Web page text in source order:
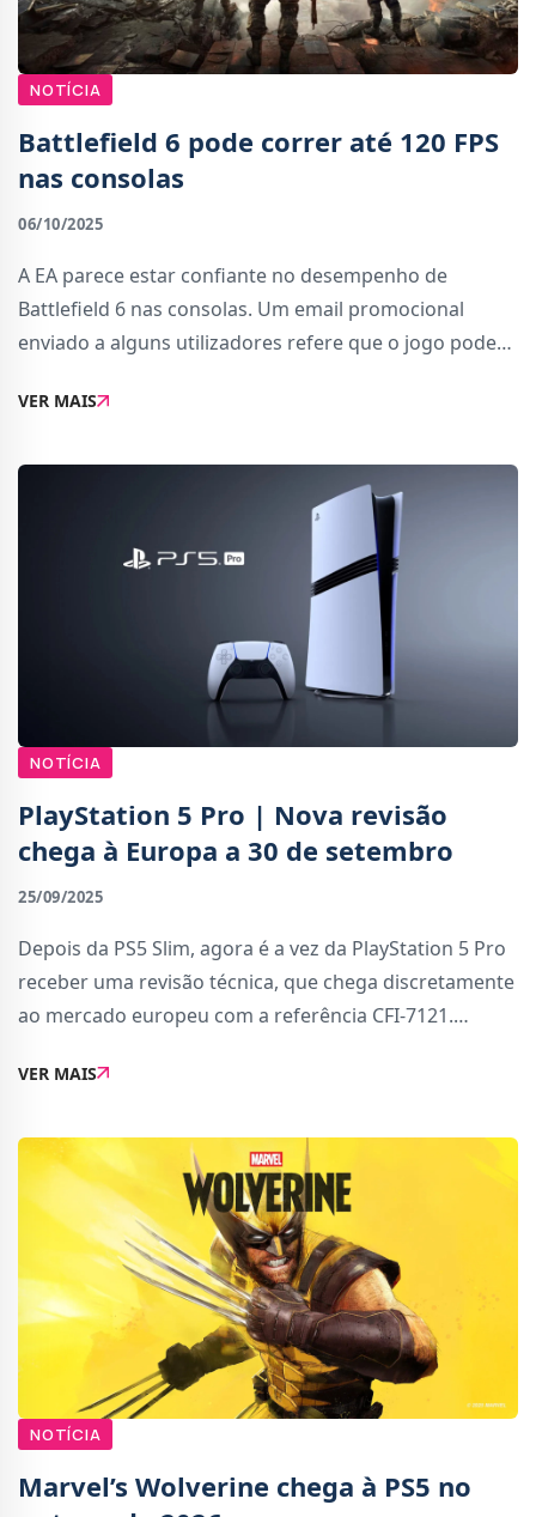
NOTÍCIA
Battlefield 6 pode correr até 120 FPS
nas consolas
06/10/2025
A EA parece estar confiante no desempenho de
Battlefield 6 nas consolas. Um email promocional
enviado a alguns utilizadores refere que o jogo poderá
desempenho, tanto na PlayStation 5 como na Xbox S
VER MAIS
NOTÍCIA
PlayStation 5 Pro | Nova revisão
chega à Europa a 30 de setembro
25/09/2025
Depois da PS5 Slim, agora é a vez da PlayStation 5 Pro
receber uma revisão técnica, que chega discretamente
ao mercado europeu com a referência CFI-7121.
não trará grandes mudanças, mas pro
VER MAIS
NOTÍCIA
Marvel’s Wolverine chega à PS5 no